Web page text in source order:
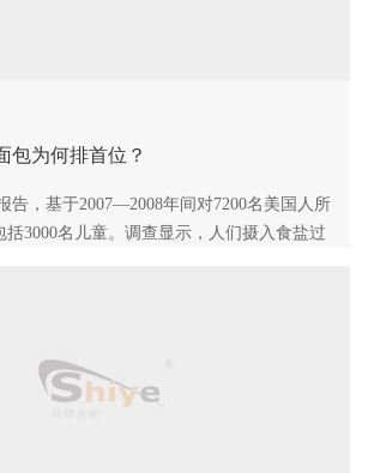
包为何排首位？
告，基于2007—2008年间对7200名美国人所
括3000名儿童。调查显示，人们摄入食盐过
种食物上。人们从这10种食物中摄入的